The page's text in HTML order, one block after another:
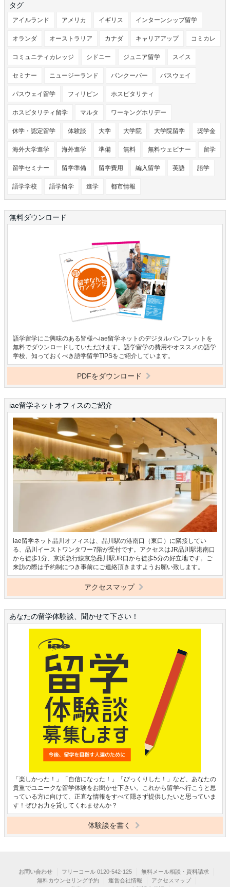
タグ
アイルランド アメリカ イギリス インターンシップ留学
オランダ オーストラリア カナダ キャリアアップ コミカレ
コミュニティカレッジ シドニー ジュニア留学 スイス
セミナー ニュージーランド バンクーバー パスウェイ
パスウェイ留学 フィリピン ホスピタリティ
ホスピタリティ留学 マルタ ワーキングホリデー
休学・認定留学 体験談 大学 大学院 大学院留学 奨学金
海外大学進学 海外進学 準備 無料 無料ウェビナー 留学
留学セミナー 留学準備 留学費用 編入留学 英語 語学
語学学校 語学留学 進学 都市情報
無料ダウンロード
語学留学にご興味のある皆様へiae留学ネットのデジタルパンフレットを
無料でダウンロードしていただけます。語学留学の費用やオススメの語学
学校、知っておくべき語学留学TIPSをご紹介しています。
PDFをダウンロード
iae留学ネットオフィスのご紹介
iae留学ネット品川オフィスは、品川駅の港南口（東口）に隣接してい
る、品川イーストワンタワー7階が受付です。アクセスはJR品川駅港南口
から徒歩1分、京浜急行線京急品川駅JR口から徒歩5分の好立地です。ご
来訪の際は予約制につき事前にご連絡頂きますようお願い致します。
アクセスマップ
あなたの留学体験談、聞かせて下さい！
「楽しかった！」「自信になった！」「びっくりした！」など、あなたの
貴重でユニークな留学体験をお聞かせ下さい。これから留学へ行こうと思
っている方に向けて、正直な情報をすべて隠さず提供したいと思っていま
す！ぜひお力を貸してくれませんか？
体験談を書く
お問い合わせ フリーコール 0120-542-125
無料メール相談・資料請求
無料カウンセリング予約
運営会社情報
アクセスマップ